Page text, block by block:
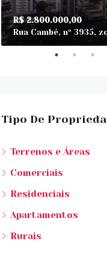
R$ 2.800.000,00
Tipo De
Terrenos e Áreas
Comerciais
Residenciais
Apartamentos
Rurais